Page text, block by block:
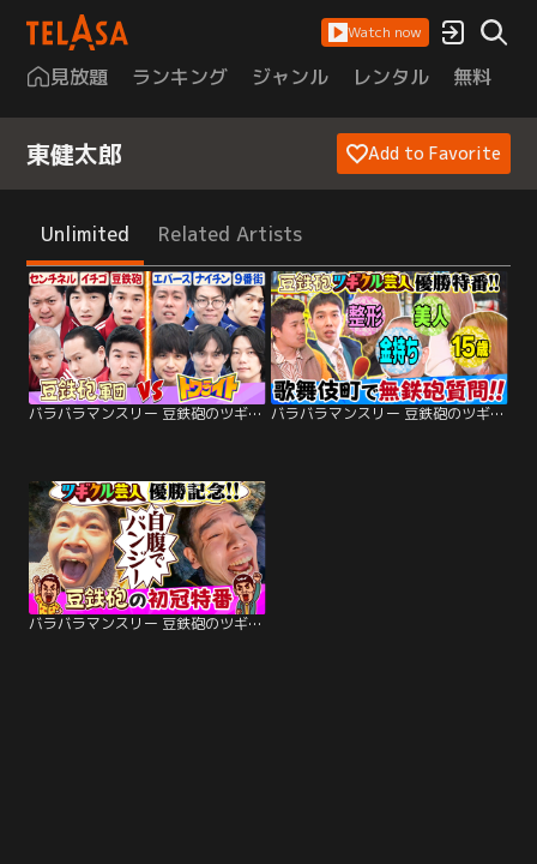
Watch now
見放題 ランキング ジャンル レンタル 無料
東健太郎 Add to Favorite
Unlimited Related Artists
バラバラマンスリー 豆鉄砲のツギクル芸人GP優勝特番だよっ！！ 豆鉄砲軍団vsエバース・ナイチン・9番街のトワライト軍団 イチゴ・センチネルは豆軍団 バラバラマンスリー 豆鉄砲のツギクル芸人GP優勝特番だよっ！！ キャバ嬢＆ラッパー＆金持ちへ過激質問『無鉄砲ジャーナル』ナレーター9番街京極
バラバラマンスリー 豆鉄砲のツギクル芸人GP優勝特番だよっ！！ ツギクル王者 豆鉄砲が200万使う『自腹エティ』ナレーター9番街京極